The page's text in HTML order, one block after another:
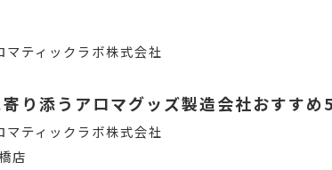
ティックラボ株式会社
り添うアロマグッズ製造会社おすすめ
ティックラボ株式会社
店